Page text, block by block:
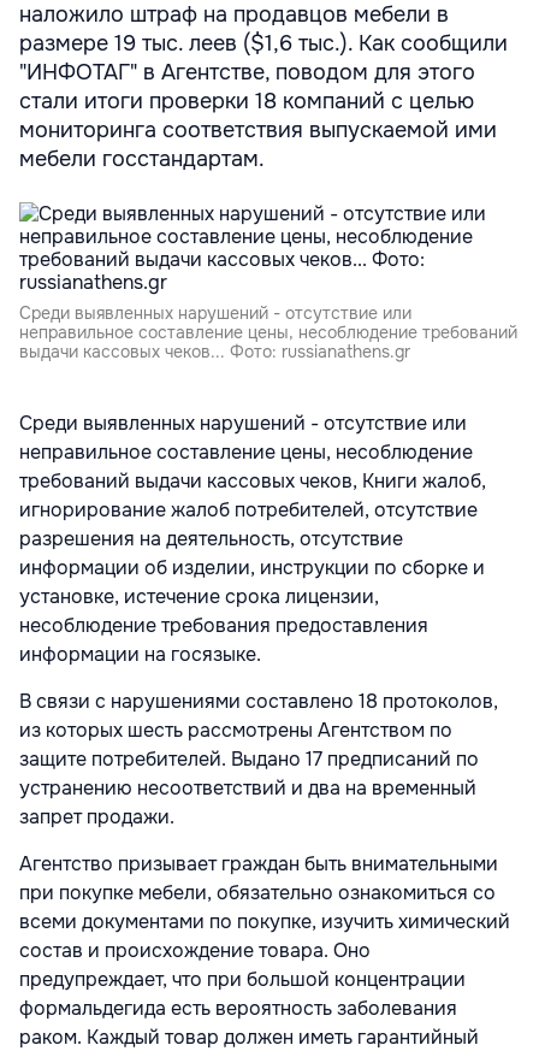
наложило штраф на продавцов мебели в
размере 19 тыс. леев ($1,6 тыс.). Как сообщили
"ИНФОТАГ" в Агентстве, поводом для этого
стали итоги проверки 18 компаний с целью
мониторинга соответствия выпускаемой ими
мебели госстандартам.
Среди выявленных нарушений - отсутствие или
неправильное составление цены, несоблюдение требований
выдачи кассовых чеков... Фото: russianathens.gr
Среди выявленных нарушений - отсутствие или
неправильное составление цены, несоблюдение
требований выдачи кассовых чеков, Книги жалоб,
игнорирование жалоб потребителей, отсутствие
разрешения на деятельность, отсутствие
информации об изделии, инструкции по сборке и
установке, истечение срока лицензии,
несоблюдение требования предоставления
информации на госязыке.
В связи с нарушениями составлено 18 протоколов,
из которых шесть рассмотрены Агентством по
защите потребителей. Выдано 17 предписаний по
устранению несоответствий и два на временный
запрет продажи.
Агентство призывает граждан быть внимательными
при покупке мебели, обязательно ознакомиться со
всеми документами по покупке, изучить химический
состав и происхождение товара. Оно
предупреждает, что при большой концентрации
формальдегида есть вероятность заболевания
раком. Каждый товар должен иметь гарантийный